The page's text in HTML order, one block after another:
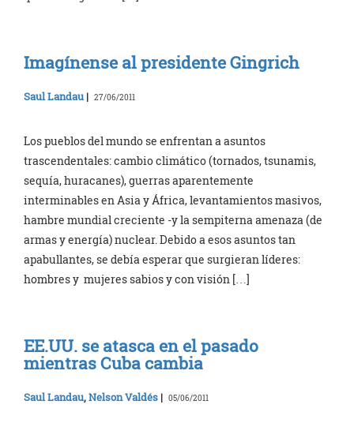
Imagínense al presidente Gingrich
Saul Landau | 27/06/2011
Los pueblos del mundo se enfrentan a asuntos
trascendentales: cambio climático (tornados, tsunamis,
sequía, huracanes), guerras aparentemente
interminables en Asia y África, levantamientos masivos,
hambre mundial creciente -y la sempiterna amenaza (de
armas y energía) nuclear. Debido a esos asuntos tan
apabullantes, se debía esperar que surgieran líderes:
hombres y mujeres sabios y con visión […]
EE.UU. se atasca en el pasado
mientras Cuba cambia
Saul Landau,Nelson Valdés | 05/06/2011